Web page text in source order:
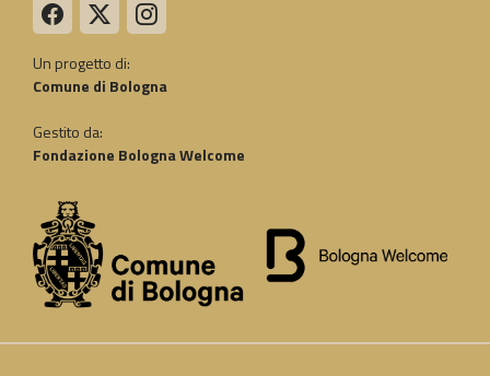
Un progetto di:
Comune di Bologna
Gestito da:
Fondazione Bologna Welcome